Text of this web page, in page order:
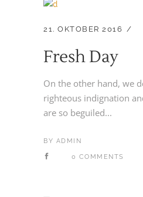
21. OKTOBER 2016
Fresh Day
On the other hand, we
righteous indignation
are so beguiled...
BY ADMIN
0 COMMENTS